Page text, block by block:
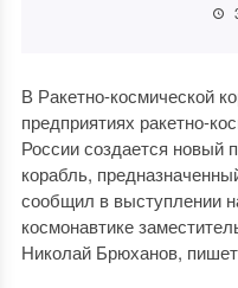
В Ракетно-космической
предприятиях ракетно-
России создается новый
корабль,
сообщил в выступлении
космонавтике
Николай Брюханов,